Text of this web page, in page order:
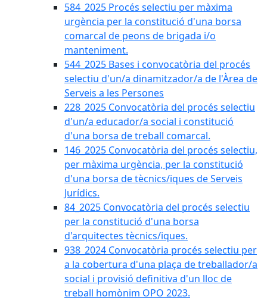
584_2025 Procés selectiu per màxima
urgència per la constitució d'una borsa
comarcal de peons de brigada i/o
manteniment.
544_2025 Bases i convocatòria del procés
selectiu d'un/a dinamitzador/a de l'Àrea de
Serveis a les Persones
228_2025 Convocatòria del procés selectiu
d'un/a educador/a social i constitució
d'una borsa de treball comarcal.
146_2025 Convocatòria del procés selectiu,
per màxima urgència, per la constitució
d'una borsa de tècnics/iques de Serveis
Jurídics.
84_2025 Convocatòria del procés selectiu
per la constitució d'una borsa
d'arquitectes tècnics/iques.
938_2024 Convocatòria procés selectiu per
a la cobertura d'una plaça de treballador/a
social i provisió definitiva d'un lloc de
treball homònim OPO 2023.